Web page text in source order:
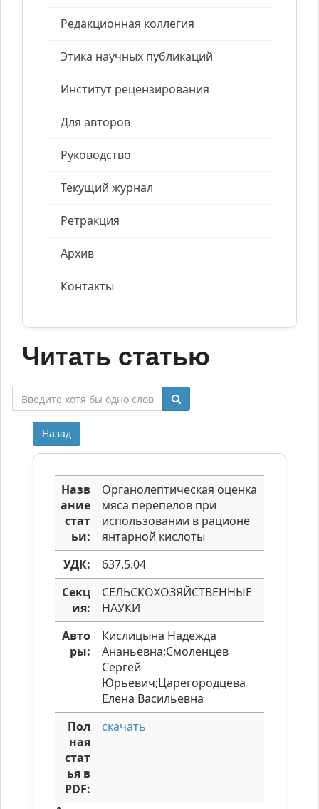
Редакционная коллегия
Этика научных публикаций
Институт рецензирования
Для авторов
Руководство
Текущий журнал
Ретракция
Архив
Контакты
Читать статью
Назад
Назв
ание
стат
ьи:
Органолептическая оценка
мяса перепелов при
использовании в рационе
янтарной кислоты
УДК:
637.5.04
Секц
ия:
СЕЛЬСКОХОЗЯЙСТВЕННЫЕ
НАУКИ
Авто
ры:
Кислицына Надежда
Ананьевна;Смоленцев
Сергей
Юрьевич;Царегородцева
Елена Васильевна
Пол
ная
стат
ья в
PDF:
скачать